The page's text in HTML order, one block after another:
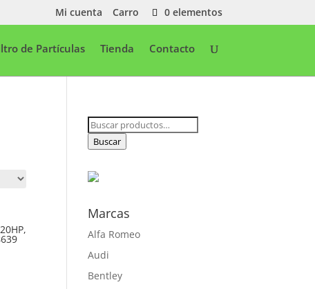
Mi cuenta Carro 0 elementos
de Partículas Tienda Contacto
Buscar
por:
Buscar
Marcas
Alfa Romeo
Audi
Bentley